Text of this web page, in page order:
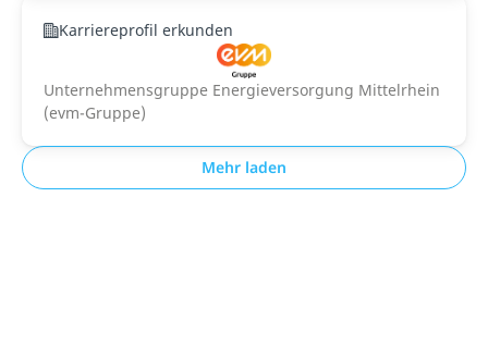
Karriereprofil erkunden
Unternehmensgruppe Energieversorgung Mittelrhein
(evm-Gruppe)
Mehr laden